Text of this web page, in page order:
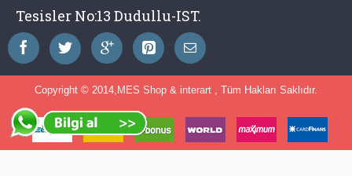
Tesisler No:13 Dudullu-IST.
Copyright © 2014, MES Shop & interart , Tüm Hakları Saklıdır.